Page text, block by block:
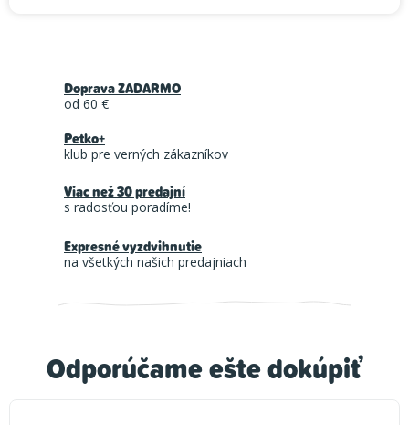
Odporúčame ešte dokúpiť
Doprava ZADARMO
od 60 €
Petko+
klub pre verných zákazníkov
Viac než 30 predajní
s radosťou poradíme!
Expresné vyzdvihnutie
na všetkých našich predajniach